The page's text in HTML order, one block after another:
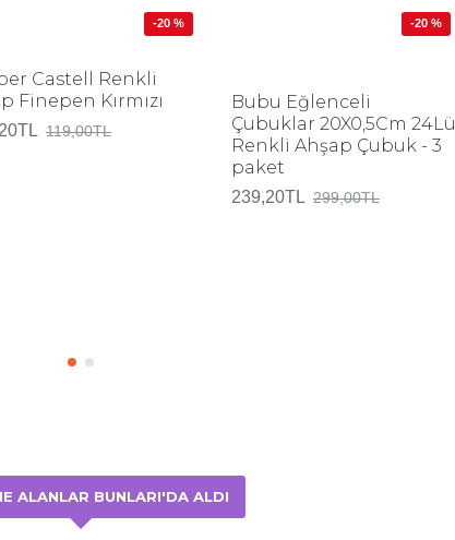
-20 %
Castell Renkli
Finepen Kırmızı
119,00TL
-20 %
Bubu Eğlenceli
Çubuklar 20X0,5Cm 24Lü
Renkli Ahşap Çubuk - 3
paket
239,20TL 299,00TL
ALANLAR BUNLARI'DA ALDI